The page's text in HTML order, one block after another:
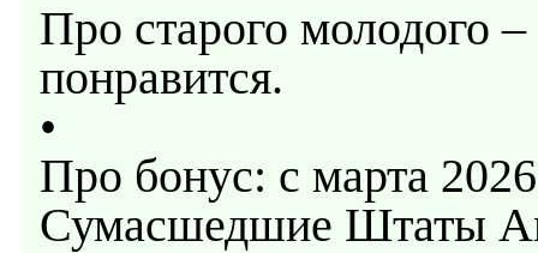
Про старого молодого
понравится.
•
Про бонус: с марта
Сумасшедшие Штаты